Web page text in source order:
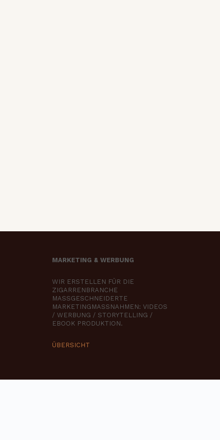
MARKETING & WERBUNG
WIR ERSTELLEN FÜR DIE
ZIGARRENBRANCHE
MASSGESCHNEIDERTE
MARKETINGMASSNAHMEN: VIDEOS
/ WERBUNG / STORYTELLING /
EBOOK PRODUKTION.
ÜBERSICHT